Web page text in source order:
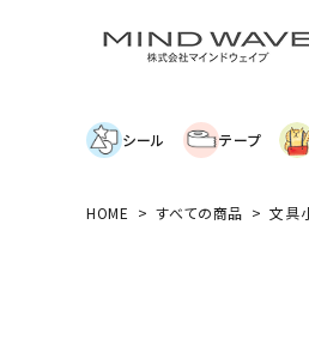
シール テープ
HOME すべての商品 文具